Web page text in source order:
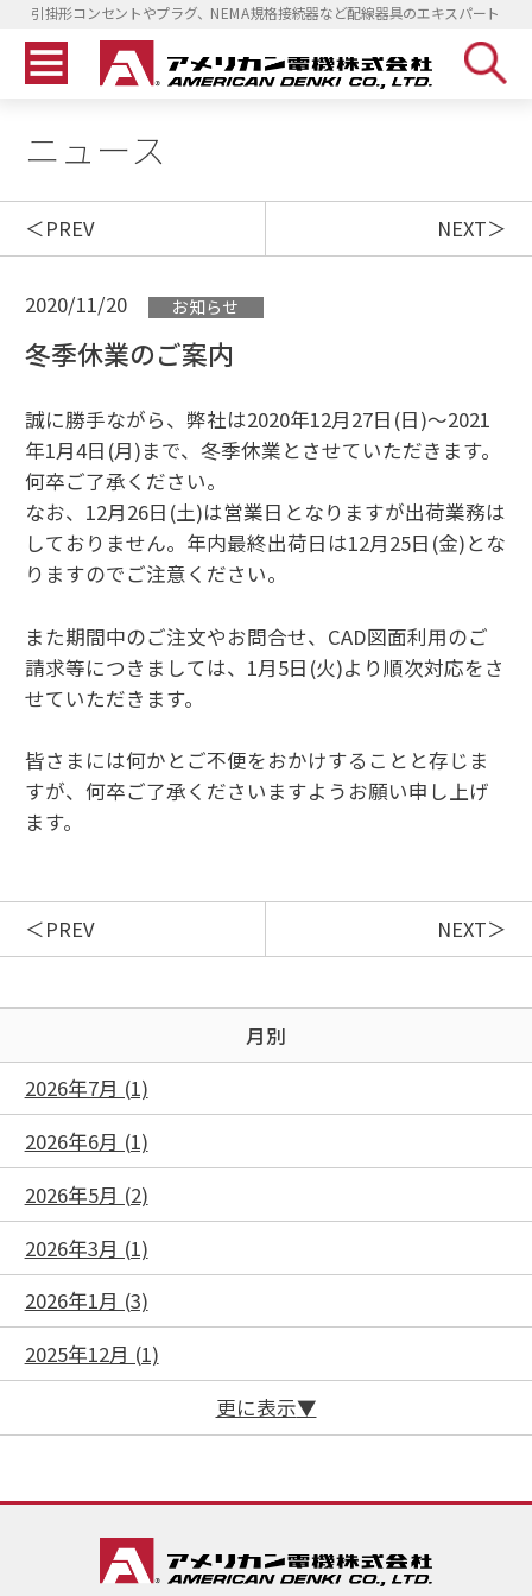
引掛形コンセントやプラグ、NEMA規格接続器など配線器具のエキスパート
ニュース
PREV NEXT
2020/11/20 お知らせ
冬季休業のご案内
誠に勝手ながら、弊社は2020年12月27日(日)～2021
年1月4日(月)まで、冬季休業とさせていただきます。
何卒ご了承ください。
なお、 12月26日(土)は営業日となりますが出荷業務は
しておりません。年内最終出荷日は12月25日(金)とな
りますのでご注意ください。
また期間中のご注文やお問合せ、CAD図面利用のご
請求等につきましては、1月5日(火)より順次対応をさ
せていただきます。
皆さまには何かとご不便をおかけすることと存じま
すが、何卒ご了承くださいますようお願い申し上げ
ます。
PREV NEXT
月別
2026年7月 (1)
2026年6月 (1)
2026年5月 (2)
2026年3月 (1)
2026年1月 (3)
2025年12月 (1)
更に表示